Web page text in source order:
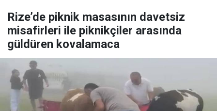
Rize’de piknik masasının davetsiz
misafirleri ile piknikçiler arasında
güldüren kovalamaca